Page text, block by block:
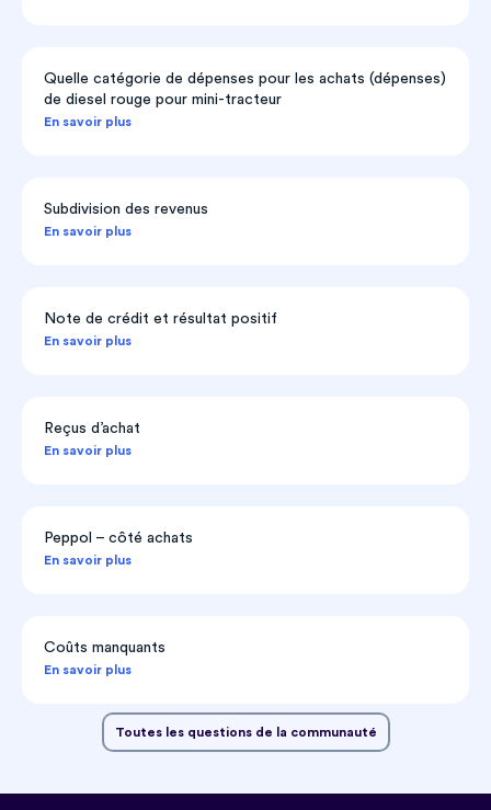
Quelle catégorie de dépenses pour les achats (dépenses)
de diesel rouge pour mini-tracteur
En savoir plus
Subdivision des revenus
En savoir plus
Note de crédit et résultat positif
En savoir plus
Reçus d’achat
En savoir plus
Peppol – côté achats
En savoir plus
Coûts manquants
En savoir plus
Toutes les questions de la communauté